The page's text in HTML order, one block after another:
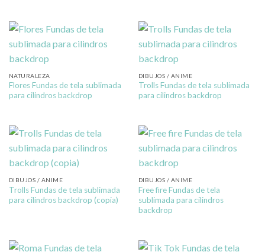
NATURALEZA
Flores Fundas de tela sublimada
para cilindros backdrop
DIBUJOS / ANIME
Trolls Fundas de tela sublimada
para cilindros backdrop
DIBUJOS / ANIME
Trolls Fundas de tela sublimada
para cilindros backdrop (copia)
DIBUJOS / ANIME
Free fire Fundas de tela
sublimada para cilindros
backdrop